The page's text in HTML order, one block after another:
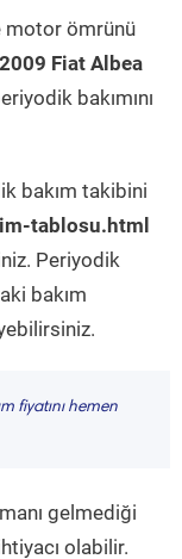
motor ömrünü
2009 Fiat Albea
bakımını
bakım takibini
tablosu.html
Periyodik
bakım
fiyatını hemen
gelmediği
olabilir.